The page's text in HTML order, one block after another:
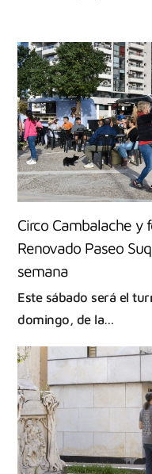
Circo Cambalache y
Renovado Paseo
semana
Este sábado será el
domingo, de la…